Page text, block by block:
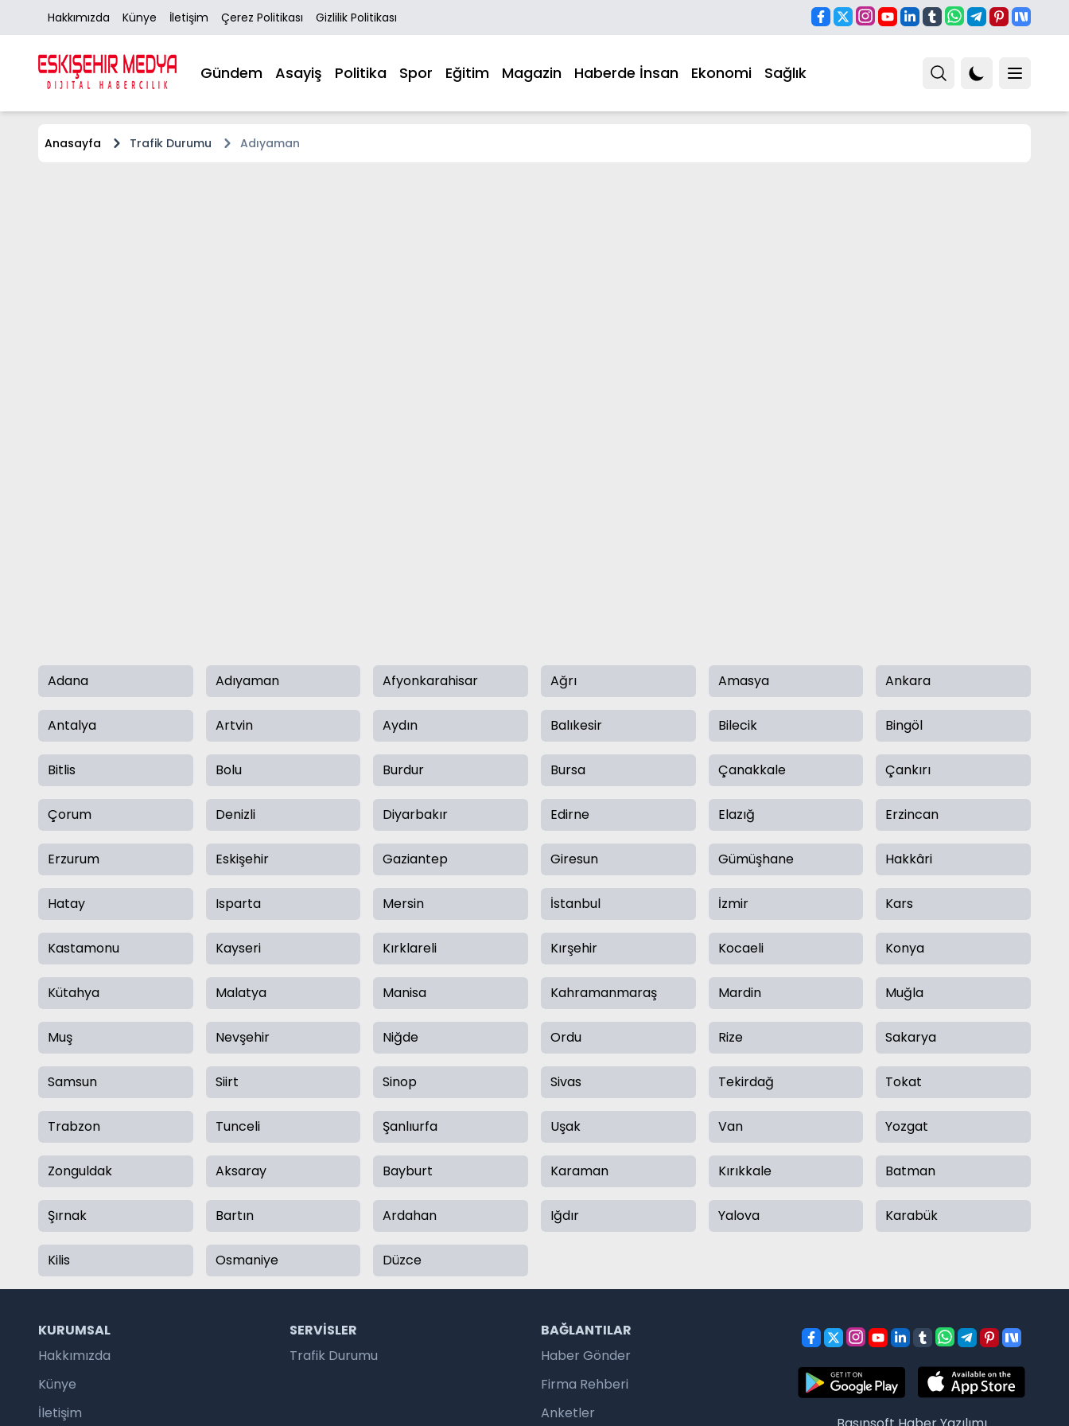
Hakkımızda Künye İletişim Çerez Politikası Gizlilik Politikası
Gündem Asayiş Politika Spor Eğitim Magazin Haberde İnsan Ekonomi Sağlık
Anasayfa Trafik Durumu Adıyaman
Adana Adıyaman Afyonkarahisar Ağrı Amasya Ankara
Antalya Artvin Aydın Balıkesir Bilecik Bingöl
Bitlis Bolu Burdur Bursa Çanakkale Çankırı
Çorum Denizli Diyarbakır Edirne Elazığ Erzincan
Erzurum Eskişehir Gaziantep Giresun Gümüşhane Hakkâri
Hatay Isparta Mersin İstanbul İzmir Kars
Kastamonu Kayseri Kırklareli Kırşehir Kocaeli Konya
Kütahya Malatya Manisa Kahramanmaraş Mardin Muğla
Muş Nevşehir Niğde Ordu Rize Sakarya
Samsun Siirt Sinop Sivas Tekirdağ Tokat
Trabzon Tunceli Şanlıurfa Uşak Van Yozgat
Zonguldak Aksaray Bayburt Karaman Kırıkkale Batman
Şırnak Bartın Ardahan Iğdır Yalova Karabük
Kilis Osmaniye Düzce
KURUMSAL
Hakkımızda
Künye
İletişim
SERVISLER
Trafik Durumu
BAĞLANTILAR
Haber Gönder
Firma Rehberi
Anketler